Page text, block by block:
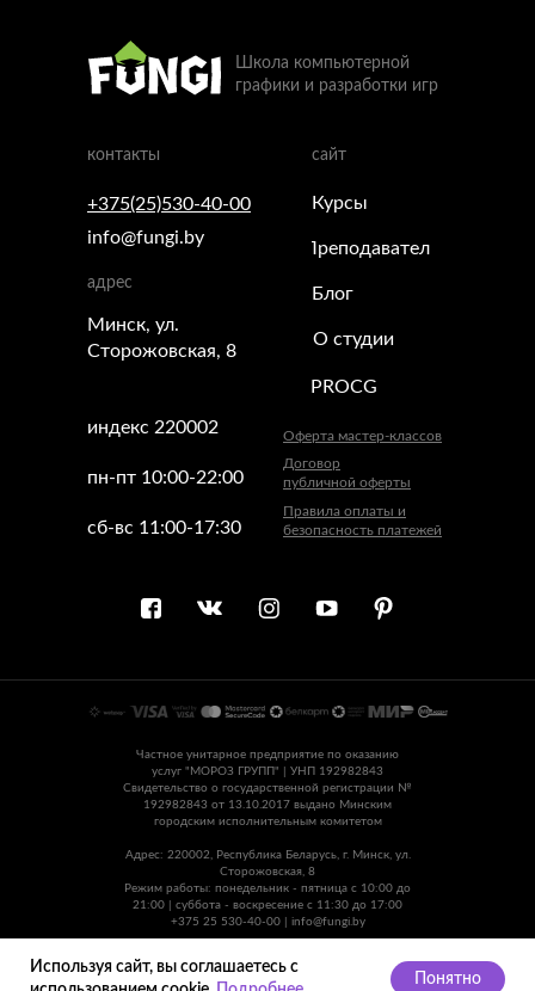
Используя сайт, вы соглашаетесь с
Понятно
Школа компьютерной
графики и разработки игр
+375(25)530-40-00
info@fungi.by
контакты сайт
Минск, ул.
Сторожовская, 8
индекс 220002
пн-пт 10:00-22:00
сб-вс 11:00-17:30
адрес
©2023, FUNGI. Все права защищены.
Курсы
Преподаватели
Блог
О студии
PROCG
Частное унитарное предприятие по оказанию
услуг "МОРОЗ ГРУПП" | УНП 192982843
Свидетельство о государственной регистрации №
192982843 от 13.10.2017 выдано Минским
городским исполнительным комитетом
Адрес: 220002, Республика Беларусь, г. Минск, ул.
Сторожовская, 8
Режим работы: понедельник - пятница с 10:00 до
21:00 | суббота - воскресение с 11:30 до 17:00
+375 25 530-40-00 | info@fungi.by
Договор
публичной оферты
Правила оплаты и
безопасность платежей
Оферта мастер-классов